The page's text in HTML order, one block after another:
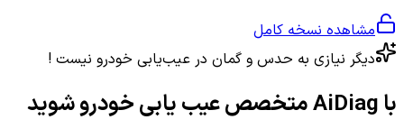
مشاهده نسخه کامل
دیگر نیازی به حدس و گمان در عیب‌یابی خودرو نیست !
با AiDiag متخصص عیب یابی خودرو شوید